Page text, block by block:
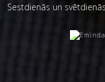
Sestdienās un